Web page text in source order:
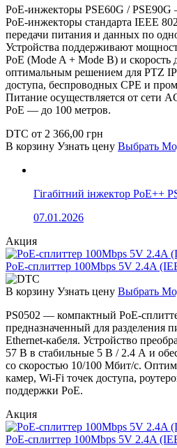
PoE-инжекторы PSE60G /
PoE-инжекторы стандарта IEEE
передачи питания и данных по
Устройства поддерживают
PoE (Mode A + Mode B) и скорость
оптимальным решением для PTZ
доступа, беспроводных CPE и
Питание осуществляется от сети
PoE — до 100 метров.
DTC от 2 366,00 грн
В корзину Узнать цену Выбрать
Гігабітний інжектор PoE++
07.01.2026
Акция
PoE-сплиттер 100Mbps 5V 2.4A
В корзину Узнать цену Выбрать
PS0502 — компактный PoE-
предназначенный для разделения
Ethernet-кабеля. Устройство
57 В в стабильные 5 В / 2.4 А и
со скоростью 10/100 Мбит/с.
камер, Wi-Fi точек доступа,
поддержки PoE.
Акция
PoE-сплиттер 100Mbps 5V 2.4A